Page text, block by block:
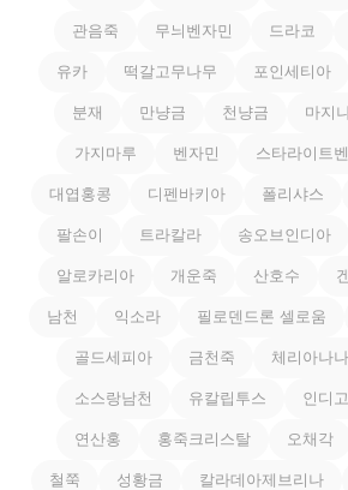
관음죽 무늬벤자민 드라코
유카 떡갈고무나무 포인세티아
분재 만냥금 천냥금 마지
가지마루 벤자민 스타라이트
대엽홍콩 디펜바키아 폴리샤스
팔손이 트라칼라 송오브인디아
알로카리아 개운죽 산호수
남천 익소라 필로덴드론 셀로움
골드세피아 금천죽 체리아나
소스랑남천 유칼립투스 인디고
연산홍 홍죽크리스탈 오채각
철쭉 성황금 칼라데아제브리나